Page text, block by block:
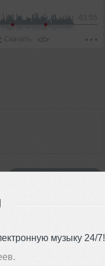
музыку 24/7!
-61:55
Скачать </>